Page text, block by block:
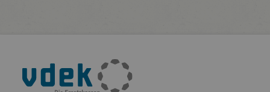
Fußleisten-
Navigation